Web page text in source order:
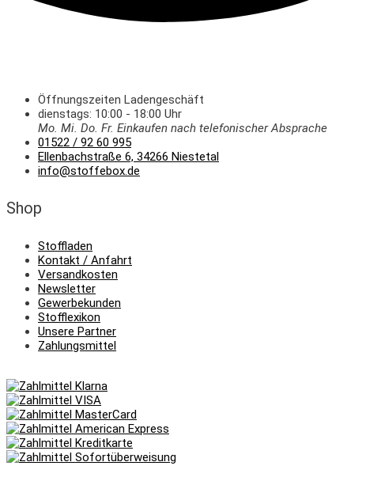
Öffnungszeiten Ladengeschäft
dienstags: 10:00 - 18:00 Uhr
Mo. Mi. Do. Fr. Einkaufen nach telefonischer Absprache
01522 / 92 60 995
Ellenbachstraße 6, 34266 Niestetal
info@stoffebox.de
Shop
Stoffladen
Kontakt / Anfahrt
Versandkosten
Newsletter
Gewerbekunden
Stofflexikon
Unsere Partner
Zahlungsmittel